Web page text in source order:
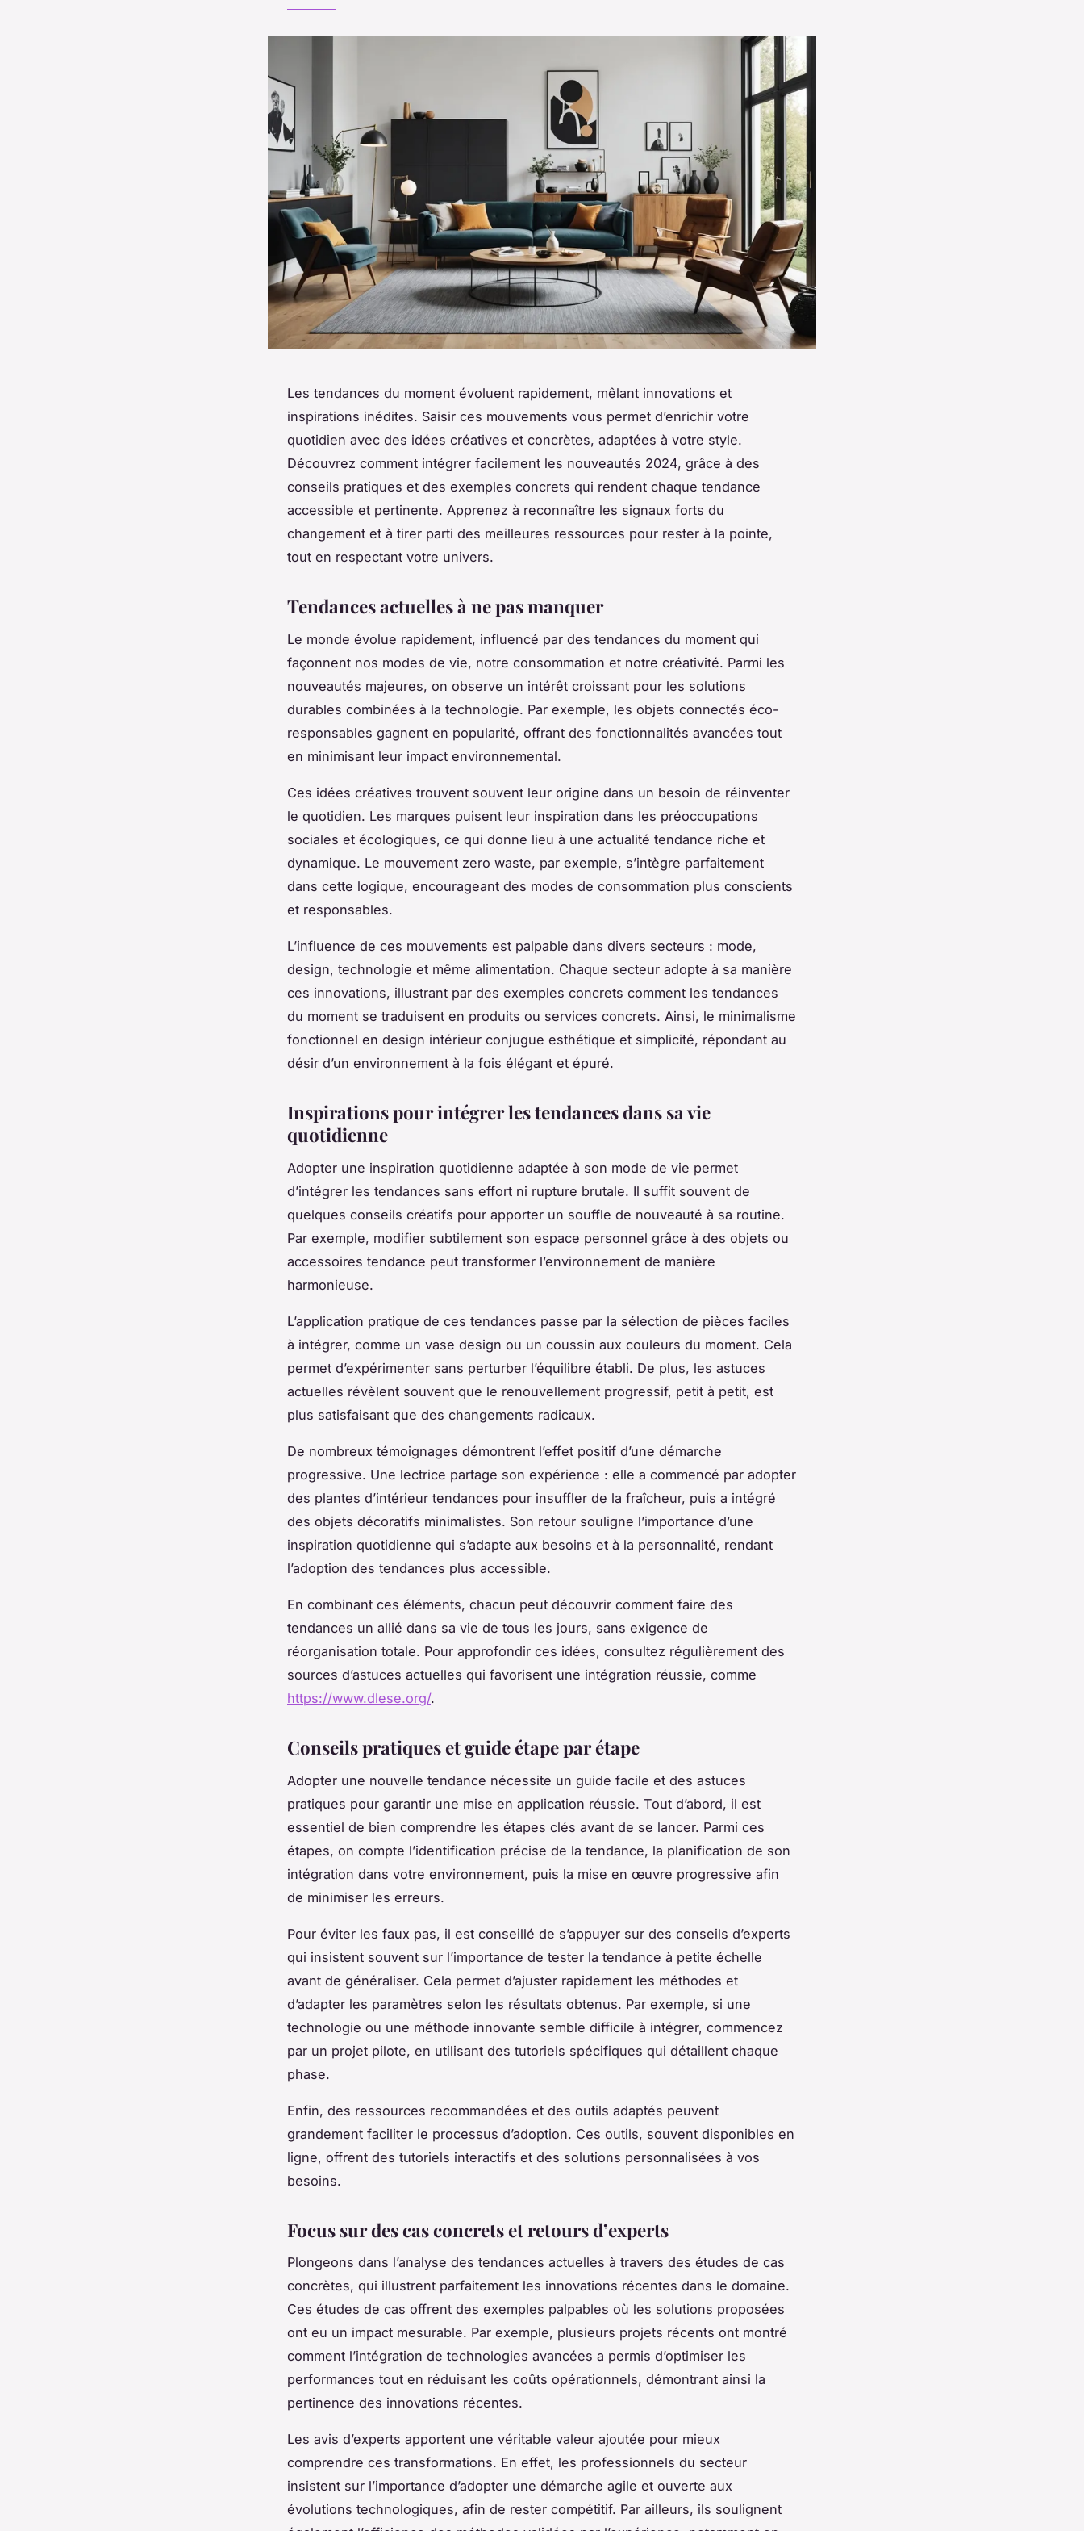
Les tendances du moment évoluent rapidement, mêlant innovations et
inspirations inédites. Saisir ces mouvements vous permet d’enrichir votre
quotidien avec des idées créatives et concrètes, adaptées à votre style.
Découvrez comment intégrer facilement les nouveautés 2024, grâce à des
conseils pratiques et des exemples concrets qui rendent chaque tendance
accessible et pertinente. Apprenez à reconnaître les signaux forts du
changement et à tirer parti des meilleures ressources pour rester à la pointe,
tout en respectant votre univers.
Tendances actuelles à ne pas manquer
Le monde évolue rapidement, influencé par des tendances du moment qui
façonnent nos modes de vie, notre consommation et notre créativité. Parmi les
nouveautés majeures, on observe un intérêt croissant pour les solutions
durables combinées à la technologie. Par exemple, les objets connectés éco-
responsables gagnent en popularité, offrant des fonctionnalités avancées tout
en minimisant leur impact environnemental.
Ces idées créatives trouvent souvent leur origine dans un besoin de réinventer
le quotidien. Les marques puisent leur inspiration dans les préoccupations
sociales et écologiques, ce qui donne lieu à une actualité tendance riche et
dynamique. Le mouvement zero waste, par exemple, s’intègre parfaitement
dans cette logique, encourageant des modes de consommation plus conscients
et responsables.
L’influence de ces mouvements est palpable dans divers secteurs : mode,
design, technologie et même alimentation. Chaque secteur adopte à sa manière
ces innovations, illustrant par des exemples concrets comment les tendances
du moment se traduisent en produits ou services concrets. Ainsi, le minimalisme
fonctionnel en design intérieur conjugue esthétique et simplicité, répondant au
désir d’un environnement à la fois élégant et épuré.
Inspirations pour intégrer les tendances dans sa vie
quotidienne
Adopter une inspiration quotidienne adaptée à son mode de vie permet
d’intégrer les tendances sans effort ni rupture brutale. Il suffit souvent de
quelques conseils créatifs pour apporter un souffle de nouveauté à sa routine.
Par exemple, modifier subtilement son espace personnel grâce à des objets ou
accessoires tendance peut transformer l’environnement de manière
harmonieuse.
L’application pratique de ces tendances passe par la sélection de pièces faciles
à intégrer, comme un vase design ou un coussin aux couleurs du moment. Cela
permet d’expérimenter sans perturber l’équilibre établi. De plus, les astuces
actuelles révèlent souvent que le renouvellement progressif, petit à petit, est
plus satisfaisant que des changements radicaux.
De nombreux témoignages démontrent l’effet positif d’une démarche
progressive. Une lectrice partage son expérience : elle a commencé par adopter
des plantes d’intérieur tendances pour insuffler de la fraîcheur, puis a intégré
des objets décoratifs minimalistes. Son retour souligne l’importance d’une
inspiration quotidienne qui s’adapte aux besoins et à la personnalité, rendant
l’adoption des tendances plus accessible.
En combinant ces éléments, chacun peut découvrir comment faire des
tendances un allié dans sa vie de tous les jours, sans exigence de
réorganisation totale. Pour approfondir ces idées, consultez régulièrement des
sources d’astuces actuelles qui favorisent une intégration réussie, comme
https://www.dlese.org/.
Conseils pratiques et guide étape par étape
Adopter une nouvelle tendance nécessite un guide facile et des astuces
pratiques pour garantir une mise en application réussie. Tout d’abord, il est
essentiel de bien comprendre les étapes clés avant de se lancer. Parmi ces
étapes, on compte l’identification précise de la tendance, la planification de son
intégration dans votre environnement, puis la mise en œuvre progressive afin
de minimiser les erreurs.
Pour éviter les faux pas, il est conseillé de s’appuyer sur des conseils d’experts
qui insistent souvent sur l’importance de tester la tendance à petite échelle
avant de généraliser. Cela permet d’ajuster rapidement les méthodes et
d’adapter les paramètres selon les résultats obtenus. Par exemple, si une
technologie ou une méthode innovante semble difficile à intégrer, commencez
par un projet pilote, en utilisant des tutoriels spécifiques qui détaillent chaque
phase.
Enfin, des ressources recommandées et des outils adaptés peuvent
grandement faciliter le processus d’adoption. Ces outils, souvent disponibles en
ligne, offrent des tutoriels interactifs et des solutions personnalisées à vos
besoins.
Focus sur des cas concrets et retours d’experts
Plongeons dans l’analyse des tendances actuelles à travers des études de cas
concrètes, qui illustrent parfaitement les innovations récentes dans le domaine.
Ces études de cas offrent des exemples palpables où les solutions proposées
ont eu un impact mesurable. Par exemple, plusieurs projets récents ont montré
comment l’intégration de technologies avancées a permis d’optimiser les
performances tout en réduisant les coûts opérationnels, démontrant ainsi la
pertinence des innovations récentes.
Les avis d’experts apportent une véritable valeur ajoutée pour mieux
comprendre ces transformations. En effet, les professionnels du secteur
insistent sur l’importance d’adopter une démarche agile et ouverte aux
évolutions technologiques, afin de rester compétitif. Par ailleurs, ils soulignent